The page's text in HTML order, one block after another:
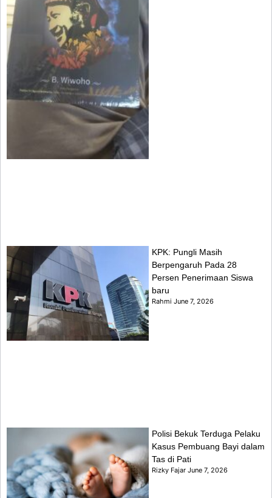
KPK: Pungli Masih
Berpengaruh Pada 28
Persen Penerimaan Siswa
baru
RahmiJune 7, 2026
Polisi Bekuk Terduga Pelaku
Kasus Pembuang Bayi dalam
Tas di Pati
Rizky FajarJune 7, 2026